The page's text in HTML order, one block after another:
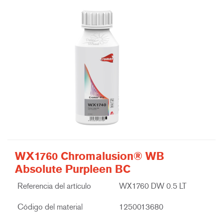
WX1760 Chromalusion® WB
Absolute Purpleen BC
Referencia del artículo WX1760 DW 0.5 LT
Código del material 1250013680